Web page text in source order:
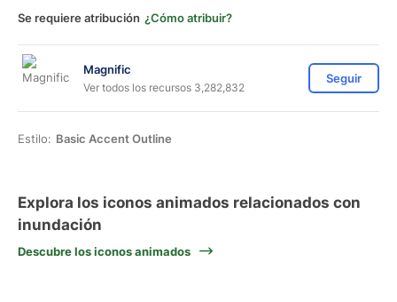
Se requiere atribución ¿Cómo atribuir?
Magnific
Ver todos los recursos 3,282,832
Seguir
Estilo: Basic Accent Outline
Explora los iconos animados relacionados con
inundación
Descubre los iconos animados